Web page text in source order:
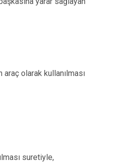
olarak kullanılması
suretiyle,